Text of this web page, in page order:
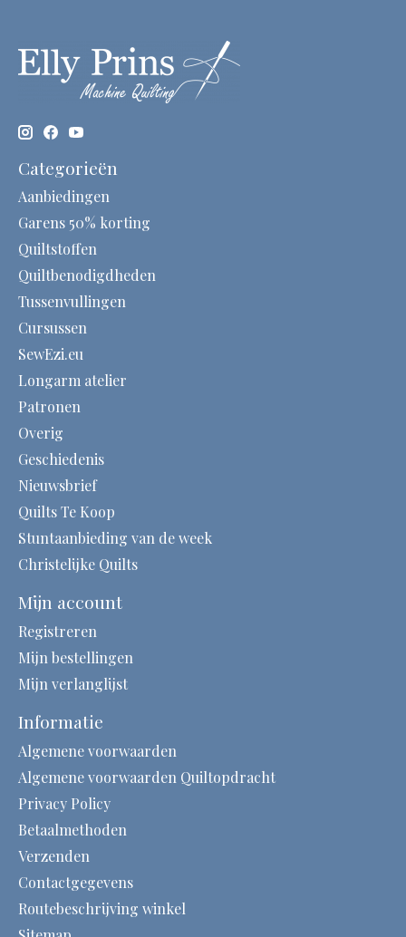
Categorieën
Aanbiedingen
Garens 50% korting
Quiltstoffen
Quiltbenodigdheden
Tussenvullingen
Cursussen
SewEzi.eu
Longarm atelier
Patronen
Overig
Geschiedenis
Nieuwsbrief
Quilts Te Koop
Stuntaanbieding van de week
Christelijke Quilts
Mijn account
Registreren
Mijn bestellingen
Mijn verlanglijst
Informatie
Algemene voorwaarden
Algemene voorwaarden Quiltopdracht
Privacy Policy
Betaalmethoden
Verzenden
Contactgegevens
Routebeschrijving winkel